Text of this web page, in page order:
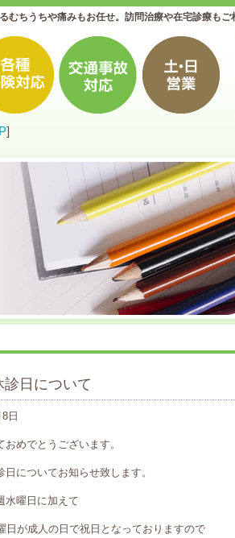
ちうちや痛みもお任せ。訪問治療や在宅診療もご
]
診日について
日
おめでとうございます。
日についてお知らせ致します。
水曜日に加えて
日が成人の日で祝日となっておりますので